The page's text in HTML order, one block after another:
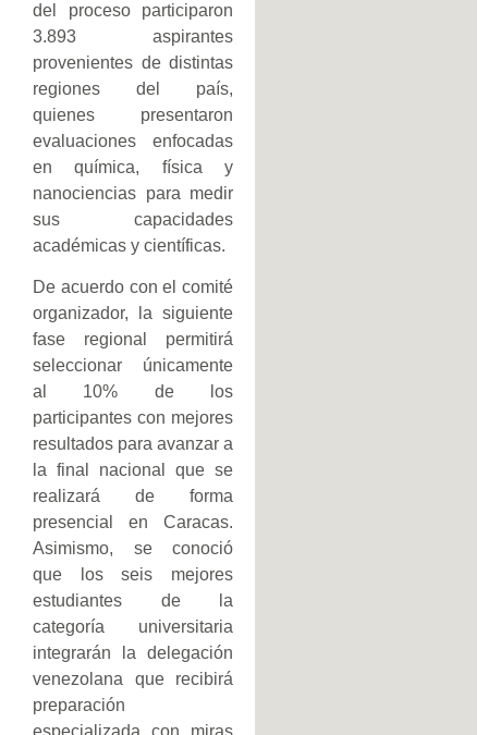
del proceso participaron
3.893 aspirantes
provenientes de distintas
regiones del país,
quienes presentaron
evaluaciones enfocadas
en química, física y
nanociencias para medir
sus capacidades
académicas y científicas.
De acuerdo con el comité
organizador, la siguiente
fase regional permitirá
seleccionar únicamente
al 10% de los
participantes con mejores
resultados para avanzar a
la final nacional que se
realizará de forma
presencial en Caracas.
Asimismo, se conoció
que los seis mejores
estudiantes de la
categoría universitaria
integrarán la delegación
venezolana que recibirá
preparación